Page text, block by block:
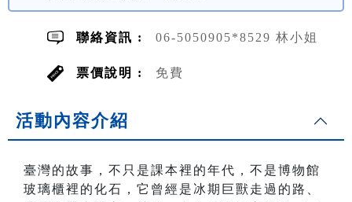
聯絡資訊 : 06-5050905*8529 林小姐
票價說明 : 免費
活動內容介紹
臺灣的故事，不只是課本裡的年代，不是博物館
玻璃櫃裡的化石，它曾經是冰期巨獸走過的路、